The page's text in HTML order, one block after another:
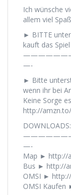
Ich wünsche
allem viel
► BITTE
kauft das
—-
► Bitte
wenn ihr bei
Keine Sorge
http://
DOWNLOADS:
—-
Map ► http://
Bus ► http://
OMSI ►
OMSI Kaufen